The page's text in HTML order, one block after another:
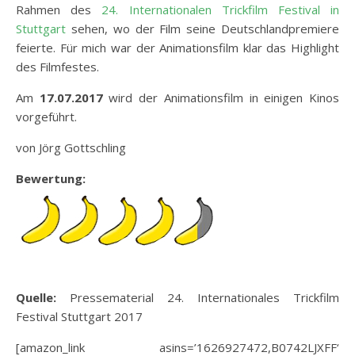
Rahmen des 24. Internationalen Trickfilm Festival in
Stuttgart sehen, wo der Film seine Deutschlandpremiere
feierte. Für mich war der Animationsfilm klar das Highlight
des Filmfestes.
Am 17.07.2017wird der Animationsfilm in einigen Kinos
vorgeführt.
von Jörg Gottschling
Bewertung:
Quelle: Pressematerial 24. Internationales Trickfilm
Festival Stuttgart 2017
[amazon_link asins=’1626927472,B0742LJXFF‘